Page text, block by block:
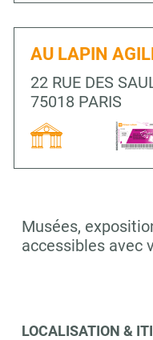
AU LAPIN
22 RUE DES
75018 PARIS
Musées,
accessibles avec
LOCALISATION &